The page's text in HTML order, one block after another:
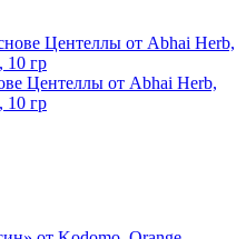
Центеллы от Abhai Herb,
10 гр